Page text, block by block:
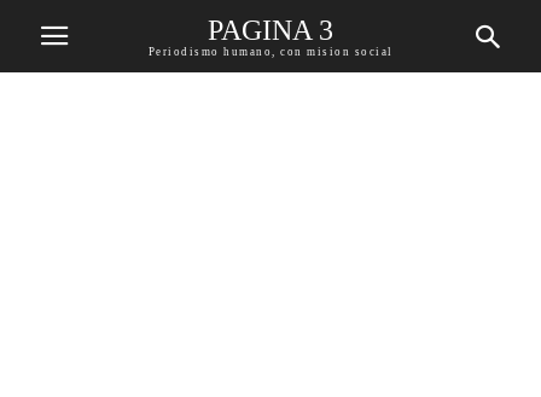
PAGINA 3
Periodismo humano, con mision social